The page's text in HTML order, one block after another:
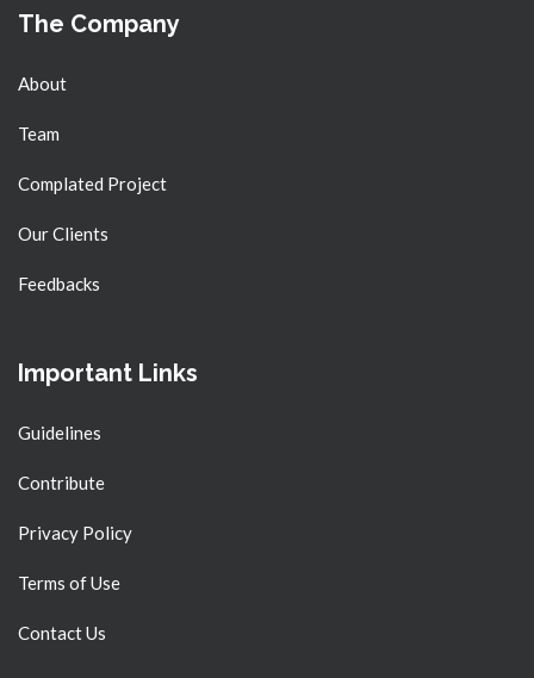
The Company
About
Team
Complated Project
Our Clients
Feedbacks
Important Links
Guidelines
Contribute
Privacy Policy
Terms of Use
Contact Us